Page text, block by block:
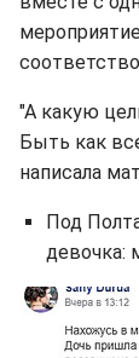
"А какую
Быть как
написала
Под
девочка: